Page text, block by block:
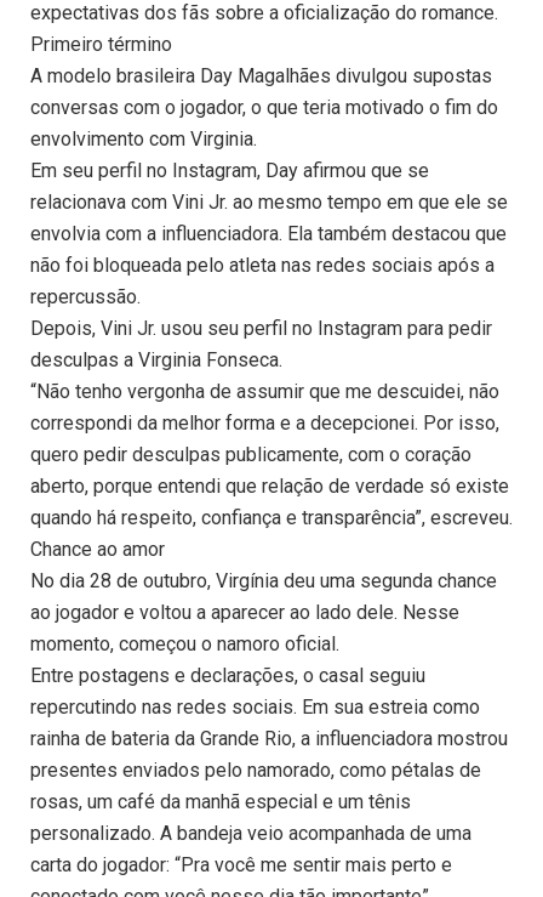
expectativas dos fãs sobre a oficialização do romance.
Primeiro término
A modelo brasileira Day Magalhães divulgou supostas
conversas com o jogador, o que teria motivado o fim do
envolvimento com Virginia.
Em seu perfil no Instagram, Day afirmou que se
relacionava com Vini Jr. ao mesmo tempo em que ele se
envolvia com a influenciadora. Ela também destacou que
não foi bloqueada pelo atleta nas redes sociais após a
repercussão.
Depois, Vini Jr. usou seu perfil no Instagram para pedir
desculpas a Virginia Fonseca.
“Não tenho vergonha de assumir que me descuidei, não
correspondi da melhor forma e a decepcionei. Por isso,
quero pedir desculpas publicamente, com o coração
aberto, porque entendi que relação de verdade só existe
quando há respeito, confiança e transparência”, escreveu.
Chance ao amor
No dia 28 de outubro, Virgínia deu uma segunda chance
ao jogador e voltou a aparecer ao lado dele. Nesse
momento, começou o namoro oficial.
Entre postagens e declarações, o casal seguiu
repercutindo nas redes sociais. Em sua estreia como
rainha de bateria da Grande Rio, a influenciadora mostrou
presentes enviados pelo namorado, como pétalas de
rosas, um café da manhã especial e um tênis
personalizado. A bandeja veio acompanhada de uma
carta do jogador: “Pra você me sentir mais perto e